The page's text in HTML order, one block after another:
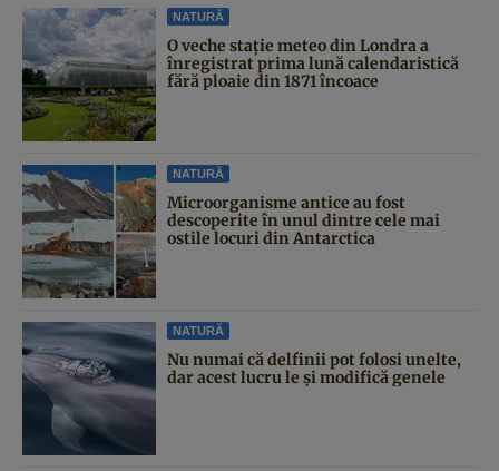
NATURĂ
O veche stație meteo din Londra a
înregistrat prima lună calendaristică
fără ploaie din 1871 încoace
NATURĂ
Microorganisme antice au fost
descoperite în unul dintre cele mai
ostile locuri din Antarctica
NATURĂ
Nu numai că delfinii pot folosi unelte,
dar acest lucru le și modifică genele